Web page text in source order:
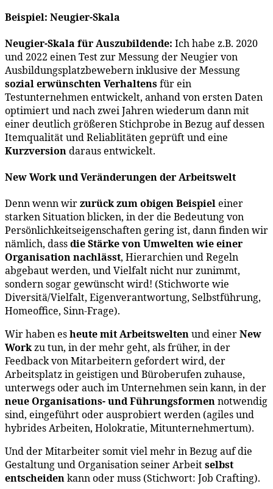
Beispiel: Neugier-Skala
Neugier-Skala für Auszubildende: Ich habe z.B. 2020
und 2022 einen Test zur Messung der Neugier von
Ausbildungsplatzbewebern inklusive der Messung
sozial erwünschten Verhaltensfür ein
Testunternehmen entwickelt, anhand von ersten Daten
optimiert und nach zwei Jahren wiederum dann mit
einer deutlich größeren Stichprobe in Bezug auf dessen
Itemqualität und Reliablitäten geprüft und eine
Kurzversiondaraus entwickelt.
New Work und Veränderungen der Arbeitswelt
Denn wenn wirzurück zum obigen Beispieleiner
starken Situation blicken, in der die Bedeutung von
Persönlichkeitseigenschaften gering ist, dann finden wir
nämlich, dassdie Stärke von Umwelten wie einer
Organisation nachlässt, Hierarchien und Regeln
abgebaut werden, und Vielfalt nicht nur zunimmt,
sondern sogar gewünscht wird! (Stichworte wie
Diversitä/Vielfalt, Eigenverantwortung, Selbstführung,
Homeoffice, Sinn-Frage).
Wir haben esheute mit Arbeitsweltenund einerNew
Workzu tun, in der mehr geht, als früher, in der
Feedback von Mitarbeitern gefordert wird, der
Arbeitsplatz in geistigen und Büroberufen zuhause,
unterwegs oder auch im Unternehmen sein kann, in der
neue Organisations- und Führungsformennotwendig
sind, eingeführt oder ausprobiert werden (agiles und
hybrides Arbeiten, Holokratie, Mitunternehmertum).
Und der Mitarbeiter somit viel mehr in Bezug auf die
Gestaltung und Organisation seiner Arbeitselbst
entscheidenkann oder muss (Stichwort: Job Crafting).